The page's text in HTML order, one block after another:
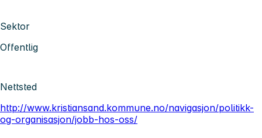
Sektor
Offentlig
Nettsted
http://www.kristiansand.kommune.no/navigasjon/politikk-
og-organisasjon/jobb-hos-oss/